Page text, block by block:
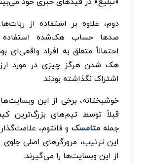
دوم، علاوه بر استفاده از
صدها حساب هک‌شده استفاده
احتمالاً متعلق به افراد واقعی‌ای
هک شدن هرگز چیزی در مورد
اشتراک نگذاشته بودند.
خوشبختانه، برخی از این
قبلاً توسط تیم‌های بزرگ‌ترین
جمله متامسکو فانتوم،
این ترتیب، مرورگرهای اصلی جلوی
از این وبسایت‌ها را می‌گیرند.